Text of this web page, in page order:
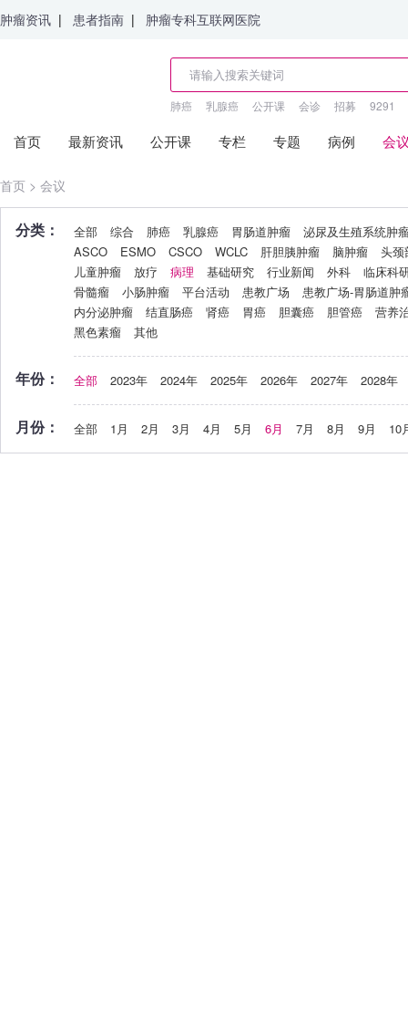
肿瘤资讯 | 患者指南 | 肿瘤专科互联网医院
肺癌 乳腺癌 公开课 会诊 招募 9291
首页 最新资讯 公开课 专栏 专题 病例 会
首页 > 会议
分类： 全部 综合 肺癌 乳腺癌 胃肠道肿瘤
泌尿及生殖系统肿
ASCO
ESMO CSCO WCLC 肝胆胰肿瘤 脑肿瘤
头颈
儿童肿瘤
放疗 病理 基础研究 行业新闻 外科
临床科
骨髓瘤
小肠肿瘤 平台活动 患教广场
患教广场-胃肠道肿
内分泌肿瘤
结直肠癌 肾癌 胃癌 胆囊癌 胆管癌
营养
黑色素瘤
其他
年份： 全部 2023年 2024年 2025年 2026年 2027年 2028年
月份： 全部 1月 2月 3月 4月 5月 6月 7月 8月 9月 10